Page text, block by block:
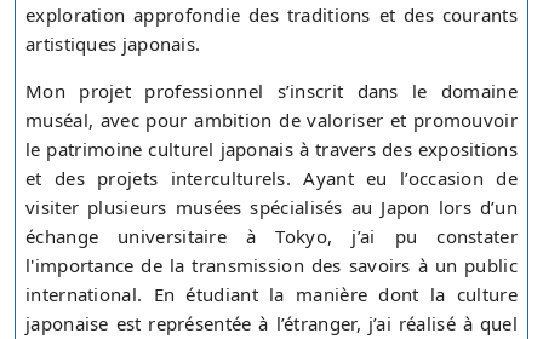
exploration approfondie des traditions et des courants
artistiques japonais.
Mon projet professionnel s’inscrit dans le domaine
muséal, avec pour ambition de valoriser et promouvoir
le patrimoine culturel japonais à travers des expositions
et des projets interculturels. Ayant eu l’occasion de
visiter plusieurs musées spécialisés au Japon lors d’un
échange universitaire à Tokyo, j’ai pu constater
l'importance de la transmission des savoirs à un public
international. En étudiant la manière dont la culture
japonaise est représentée à l’étranger, j’ai réalisé à quel